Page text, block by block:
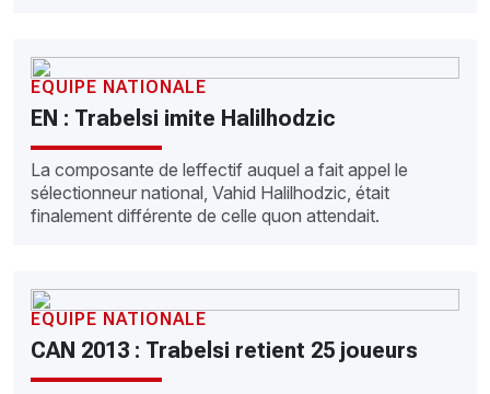
EQUIPE NATIONALE
EN : Trabelsi imite Halilhodzic
La composante de leffectif auquel a fait appel le
sélectionneur national, Vahid Halilhodzic, était
finalement différente de celle quon attendait.
EQUIPE NATIONALE
CAN 2013 : Trabelsi retient 25 joueurs